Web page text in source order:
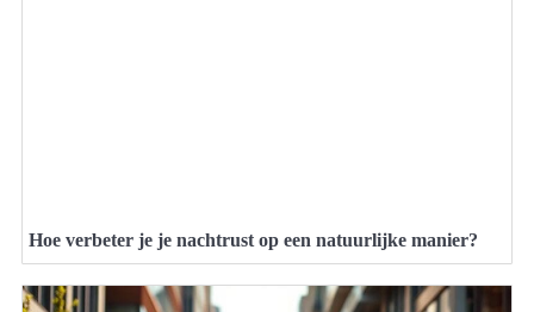
Hoe verbeter je je nachtrust op een natuurlijke manier?